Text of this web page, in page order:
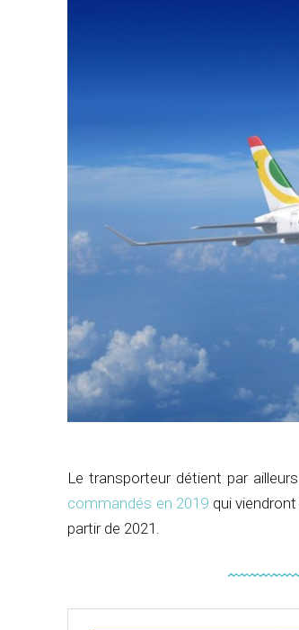
Le transporteur détient par
commandés en 2019 qui
partir de 2021.